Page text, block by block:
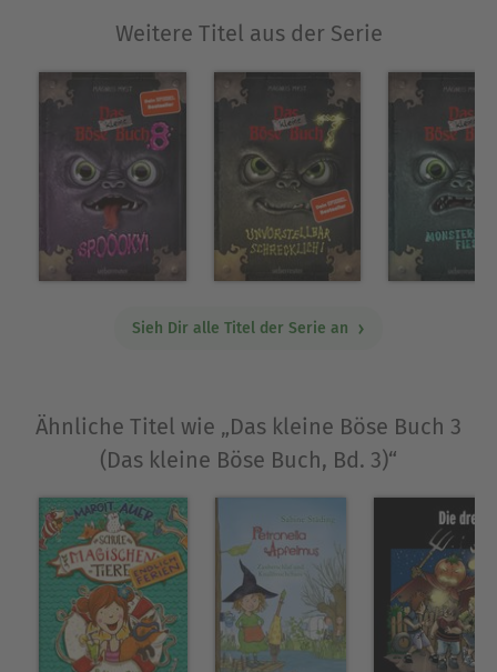
Weitere Titel aus der Serie
Sieh Dir alle Titel der Serie an
Ähnliche Titel wie „Das kleine Böse Buch 3
(Das kleine Böse Buch, Bd. 3)“